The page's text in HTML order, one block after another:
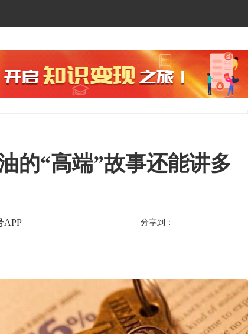
的“高端”故事还能讲多
APP 分享到：